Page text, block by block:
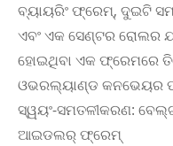
ବ୍ୟାୟରିଂ ଫ୍ରେମ୍, ଦୁଇଟି
ଏବଂ ଏକ ସେଣ୍ଟର ରୋଲର
ହୋଇଥିବା ଏକ ଫ୍ରେମରେ
ଓଭରଲ୍ୟାଣ୍ଡ କନଭେୟର
ସ୍ୱୟଂ-ସମତଳୀକରଣ:
ଆଇଡଲର୍ ଫ୍ରେମ୍